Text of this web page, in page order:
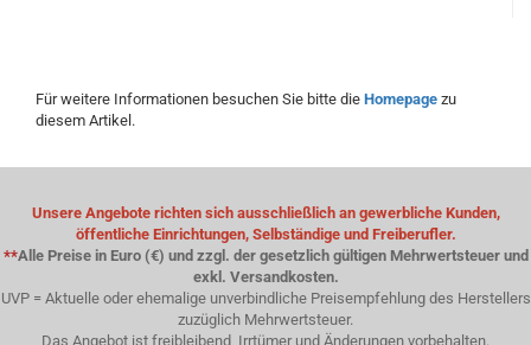
Für weitere Informationen besuchen Sie bitte die Homepage zu
diesem Artikel.
Unsere Angebote richten sich ausschließlich an gewerbliche Kunden,
öffentliche Einrichtungen, Selbständige und Freiberufler.
**Alle Preise in Euro (€) und zzgl. der gesetzlich gültigen Mehrwertsteuer und
exkl. Versandkosten.
UVP = Aktuelle oder ehemalige unverbindliche Preisempfehlung des Herstellers
zuzüglich Mehrwertsteuer.
Das Angebot ist freibleibend, Irrtümer und Änderungen vorbehalten.